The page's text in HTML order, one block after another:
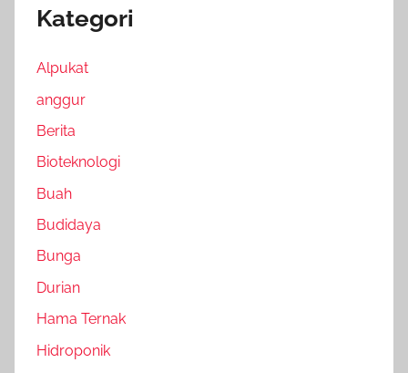
Kategori
Alpukat
anggur
Berita
Bioteknologi
Buah
Budidaya
Bunga
Durian
Hama Ternak
Hidroponik